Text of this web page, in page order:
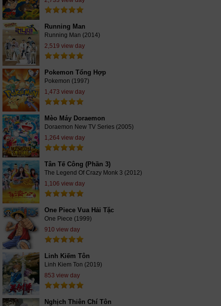
Running Man
Running Man (2014)
2,519 view day
Pokemon Tổng Hợp
Pokemon (1997)
1,473 view day
Mèo Máy Doraemon
Doraemon New TV Series (2005)
1,264 view day
Tân Tế Công (Phần 3)
The Legend Of Crazy Monk 3 (2012)
1,106 view day
One Piece Vua Hải Tặc
One Piece (1999)
910 view day
Linh Kiếm Tôn
Linh Kiem Ton (2019)
853 view day
Nghịch Thiên Chí Tôn